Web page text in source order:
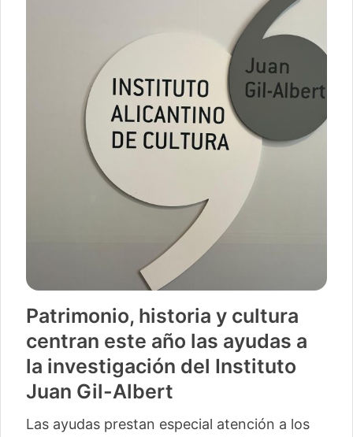
Patrimonio, historia y cultura
centran este año las ayudas a
la investigación del Instituto
Juan Gil-Albert
Las ayudas prestan especial atención a los